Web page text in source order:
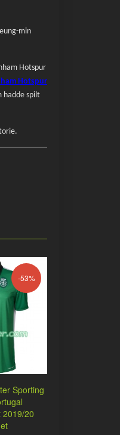
min
Hotspur
Hotspur
hadde spilt
-53%
Sporting
2019/20